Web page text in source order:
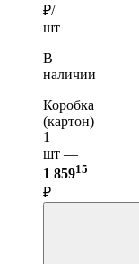
₽/
шт
В
наличии
Коробка
(картон)
1
шт —
1 85915
₽